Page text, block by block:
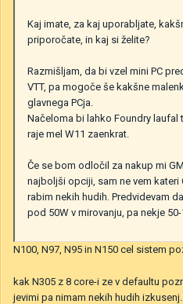
Kaj imate, za kaj uporabljate,
priporočate, in kaj si želite?
Razmišljam, da bi vzel mini PC
VTT, pa mogoče še kakšne
glavnega PCja.
Načeloma bi lahko Foundry laufal
raje mel W11 zaenkrat.
Če se bom odločil za nakup mi
najboljši opciji, sam ne vem
rabim nekih hudih. Predvidevam
pod 50W v mirovanju, pa nekje
N100, N97, N95 in N150 cel sistem
kak N305 z 8 core-i ze v defaultu
jevimi pa nimam nekih hudih